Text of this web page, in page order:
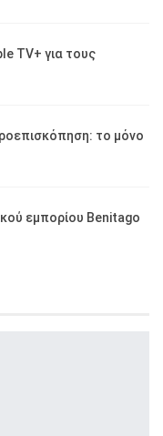
TV+ για τους
το μόνο
εμπορίου Benitago